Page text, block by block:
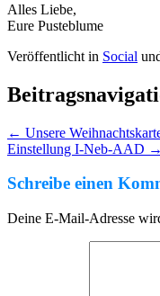
Alles Liebe,
Eure Pusteblume
Veröffentlicht in Social
← Unsere
Einstellung I-Neb-AAD →
Schreibe einen
Deine E-Mail-Adresse